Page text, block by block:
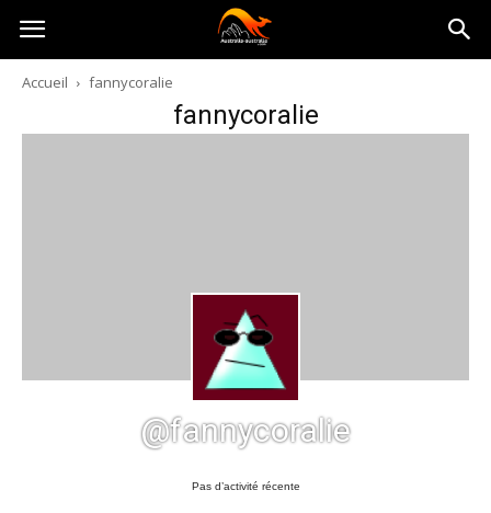
Australia-
australie.com
Accueil fannycoralie
fannycoralie
@fannycoralie
Pas d’activité récente